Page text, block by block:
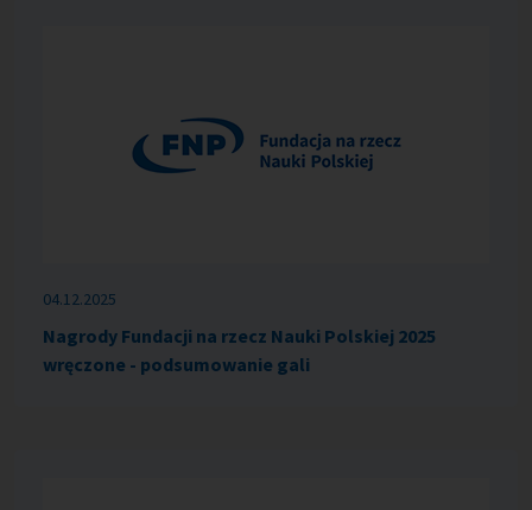
04.12.2025
Nagrody Fundacji na rzecz Nauki Polskiej 2025
wręczone - podsumowanie gali